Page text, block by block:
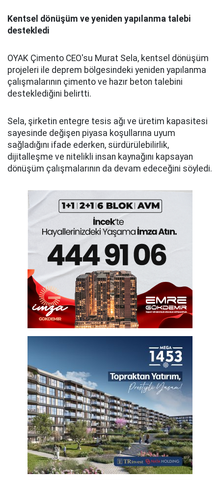
Kentsel dönüşüm ve yeniden yapılanma talebi
destekledi
OYAK Çimento CEO'su Murat Sela, kentsel dönüşüm
projeleri ile deprem bölgesindeki yeniden yapılanma
çalışmalarının çimento ve hazır beton talebini
desteklediğini belirtti.
Sela, şirketin entegre tesis ağı ve üretim kapasitesi
sayesinde değişen piyasa koşullarına uyum
sağladığını ifade ederken, sürdürülebilirlik,
dijitalleşme ve nitelikli insan kaynağını kapsayan
dönüşüm çalışmalarının da devam edeceğini söyledi.